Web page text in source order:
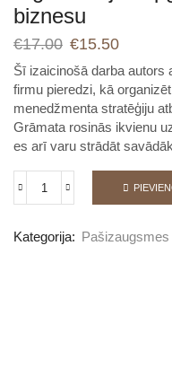
biznesu
€17.00 €15.50
Šī izaicinošā darba autors
firmu pieredzi, kā
menedžmenta stratēģiju
Grāmata rosinās ikvienu
es arī varu strādāt
Kategorija: